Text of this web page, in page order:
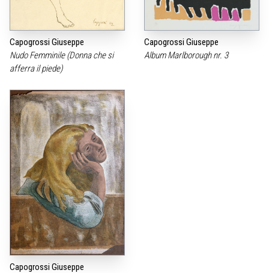
Capogrossi Giuseppe
Nudo Femminile (Donna che si
afferra il piede)
Capogrossi Giuseppe
Album Marlborough nr. 3
Capogrossi Giuseppe